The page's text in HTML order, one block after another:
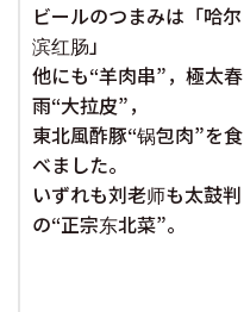
ビールのつまみは「哈尔
滨红肠」
他にも“羊肉串”，極太春
雨“大拉皮”，
東北風酢豚“锅包肉”を食
べました。
いずれも刘老师も太鼓判
の“正宗东北菜”。